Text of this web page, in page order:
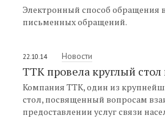
Электронный способ обращения
письменных обращений.
22.10.14 Новости
ТТК провела круглый
Компания ТТК, один из
стол, посвященный вопросам
предоставлении услуг связи